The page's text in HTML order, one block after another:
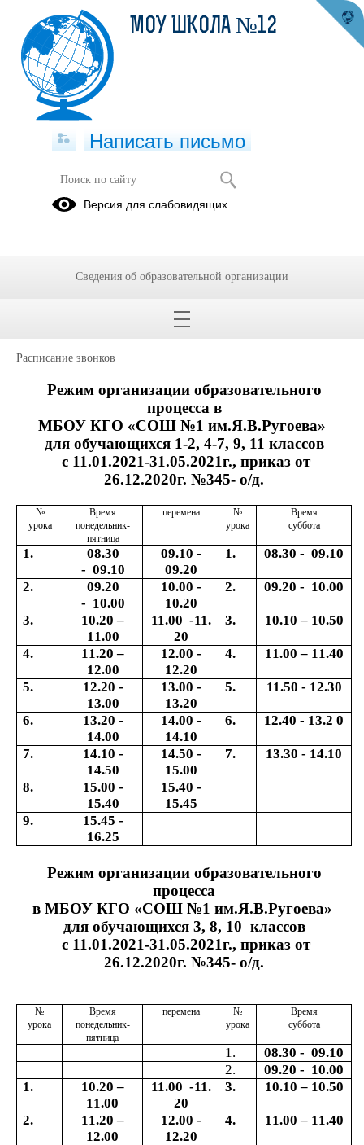
Школьная жизнь
Расписание звонков
Режим организации образовательного
процесса в
МБОУ КГО «СОШ №1 им.Я.В.Ругоева»
для обучающихся 1-2, 4-7, 9, 11 классов
с 11.01.2021-31.05.2021г., приказ от
26.12.2020г. №345- о/д.
№
урока
Время
понедельник-
пятница
перемена
№
урока
Время
суббота
1.
08.30
- 09.10
09.10 -
09.20
1. 08.30 - 09.10
2.
09.20
- 10.00
10.00 -
10.20
2. 09.20 - 10.00
3.
10.20 –
11.00
11.00 -11.
20
3. 10.10 – 10.50
4.
11.20 –
12.00
12.00 -
12.20
4. 11.00 – 11.40
5.
12.20 -
13.00
13.00 -
13.20
5. 11.50 - 12.30
6.
13.20 -
14.00
14.00 -
14.10
6. 12.40 - 13.2 0
7.
14.10 -
14.50
14.50 -
15.00
7. 13.30 - 14.10
8.
15.00 -
15.40
15.40 -
15.45
9.
15.45 -
16.25
Режим организации образовательного
процесса
в МБОУ КГО «СОШ №1 им.Я.В.Ругоева»
для обучающихся 3, 8, 10 классов
с 11.01.2021-31.05.2021г., приказ от
26.12.2020г. №345- о/д.
№
урока
Время
понедельник-
пятница
перемена
№
урока
Время
суббота
1.
08.30 - 09.10
2.
09.20 - 10.00
1.
10.20 –
11.00
11.00 -11.
20
3. 10.10 – 10.50
2.
11.20 –
12.00
12.00 -
12.20
4. 11.00 – 11.40
МОУ ШКОЛА №12
Написать письмо
Версия для слабовидящих
Сведения об образовательной организации